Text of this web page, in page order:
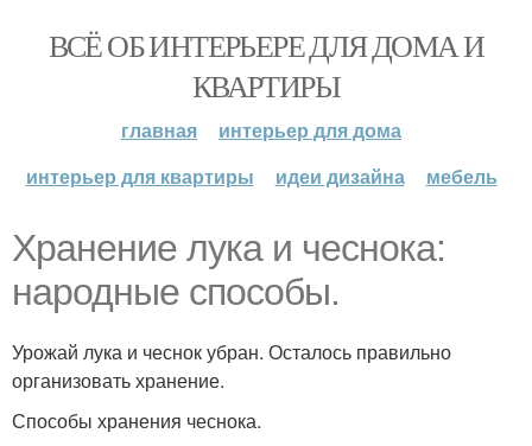
ВСЁ ОБ ИНТЕРЬЕРЕ ДЛЯ ДОМА И
КВАРТИРЫ
главная
интерьер для дома
интерьер для квартиры
идеи дизайна мебель
Хранение лука и чеснока:
народные способы.
Урожай лука и чеснок убран. Осталось правильно
организовать хранение.
Способы хранения чеснока.